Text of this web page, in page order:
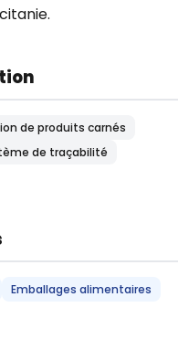
de produits carnés
de traçabilité
Emballages alimentaires